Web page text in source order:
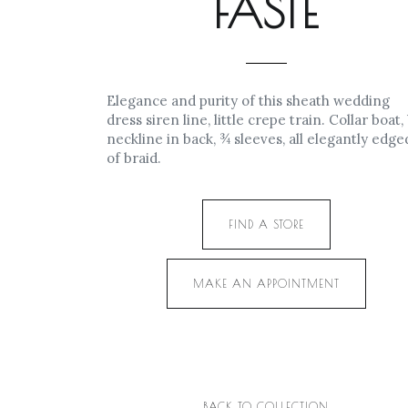
FASTE
Elegance and purity of this sheath wedding
dress siren line, little crepe train. Collar boat,
neckline in back, ¾ sleeves, all elegantly
of braid.
FIND A STORE
MAKE AN APPOINTMENT